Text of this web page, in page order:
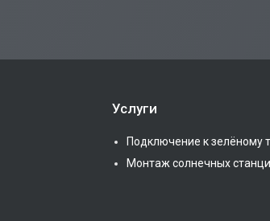
Услуги
Подключение к зелёному
Монтаж солнечных